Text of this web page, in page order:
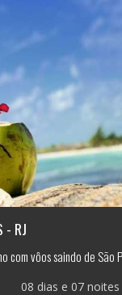
- RJ
com vôos saindo de São
08 dias e 07 noites